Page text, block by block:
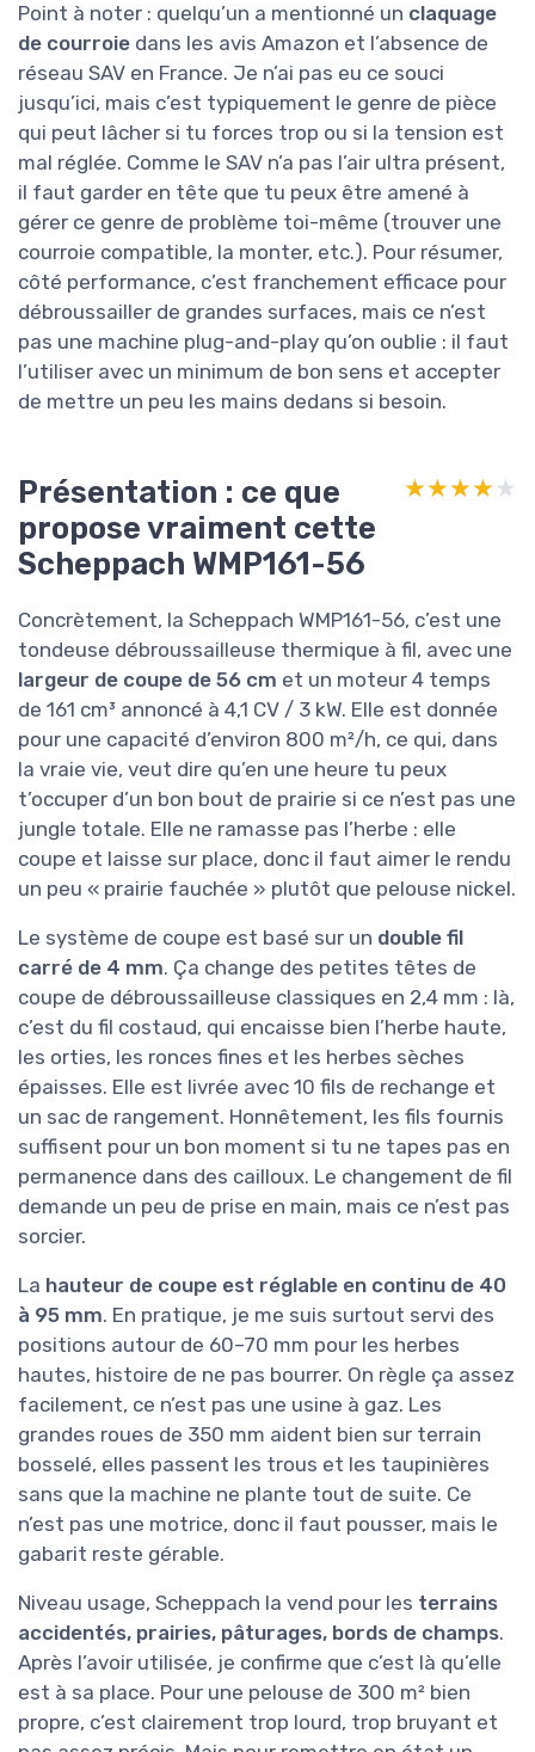
peu. Tant que tu adaptes ta vitesse
d’avancement, tu peux vraiment nettoyer des
zones que tu n’oserais pas attaquer avec une
tondeuse classique. Les 56 cm de largeur de
coupe aident bien à couvrir du terrain
rapidement.
Les 800 m²/h annoncés sont un peu optimistes
si ton terrain est vraiment compliqué, avec
trous, pentes et obstacles. Dans la vraie vie, je
suis plutôt autour de 400–500 m²/h quand
l’herbe est très haute et que je dois
manœuvrer souvent. Mais sur une prairie plus
régulière, tu peux t’approcher de la valeur
frais et à la bonne longueur. Quand il
commence à s’user, on sent que ça fouette
plus que ça coupe, donc il ne faut pas hésiter à
le changer.
En pente légère, ça reste gérable, mais comme
il n’y a pas d’auto-traction, c’est toi le moteur
d’avancement. Sur une montée un peu longue,
avec la machine de 27 kg et l’herbe qui freine,
tu sens bien les cuisses et les bras. Par contre,
les grandes roues aident à garder une certaine
stabilité et évitent que la machine ne se plante
dans le sol. Sur les terrains très accidentés, il
faut quand même faire gaffe à ne pas attaquer
trop vite, sinon tu sautes sur place et tu perds
Point à noter : quelqu’un a mentionné un
claquage de courroiedans les avis Amazon et
l’absence de réseau SAV en France. Je n’ai pas
eu ce souci jusqu’ici, mais c’est typiquement le
genre de pièce qui peut lâcher si tu forces trop
ou si la tension est mal réglée. Comme le SAV
n’a pas l’air ultra présent, il faut garder en tête
que tu peux être amené à gérer ce genre de
problème toi-même (trouver une courroie
compatible, la monter, etc.). Pour résumer, côté
débroussailler de grandes surfaces, mais ce
n’est pas une machine plug-and-play qu’on
oublie : il faut l’utiliser avec un minimum de bon
sens et accepter de mettre un peu les mains
dedans si besoin.
Présentation : ce que
propose vraiment
cette Scheppach
WMP161-56
★★★★★
★★★★★
Concrètement, la Scheppach WMP161-56, c’est
une tondeuse débroussailleuse thermique à fil,
avec unelargeur de coupe de 56 cmet un